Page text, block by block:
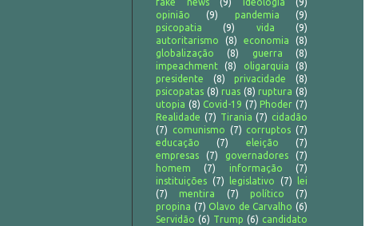
fake news
(9) ideologia
(9)
opinião
(9) pandemia
(9)
psicopatia
(9) vida
(9)
autoritarismo
(8) economia
(8)
globalização
(8) guerra
(8)
impeachment
(8) oligarquia
(8)
presidente
(8) privacidade
(8)
psicopatas (8) ruas (8) ruptura (8)
utopia (8) Covid-19 (7) Phoder (7)
Realidade (7) Tirania (7) cidadão
(7)
comunismo (7) corruptos (7)
educação
(7) eleição
(7)
empresas
(7) governadores
(7)
homem
(7) informação
(7)
instituições (7) legislativo (7)
lei
(7)
mentira (7) político
(7)
propina (7) Olavo de Carvalho (6)
Servidão (6) Trump (6) candidato